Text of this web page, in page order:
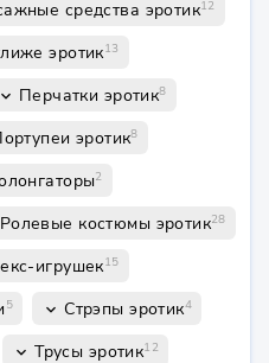
средства эротик12
эротик13
keyboard_arrow_down Перчатки эротик8
эротик8
2
Ролевые костюмы эротик28
игрушек15
5 keyboard_arrow_down Стрэпы эротик4
keyboard_arrow_down Трусы эротик12